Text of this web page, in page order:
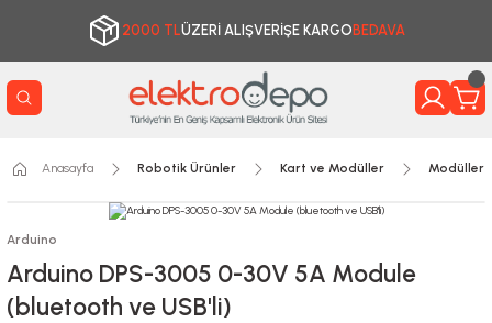
2000 TLÜZERİ ALIŞVERİŞE KARGO BEDAVA
Anasayfa Robotik Ürünler Kart ve Modüller Modüller
Arduino
Arduino DPS-3005 0-30V 5A Module
(bluetooth ve USB'li)